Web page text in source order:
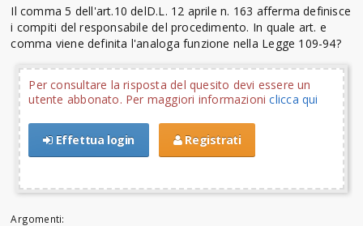
Il comma 5 dell'art.10 delD.L. 12 aprile n. 163 afferma definisce
i compiti del responsabile del procedimento. In quale art. e
comma viene definita l'analoga funzione nella Legge 109-94?
Per consultare la risposta del quesito devi essere un
utente abbonato. Per maggiori informazioniclicca qui
Effettua login Registrati
Argomenti: